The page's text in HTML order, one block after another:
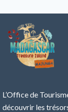
L’Office de
découvrir les